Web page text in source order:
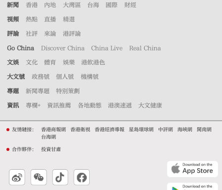
新聞 香港 內地 大灣區 台海 國際 財經
視頻 熱點 直播 精選
評論 社評 來論 港評論
Go China Discover China China Live Real China
文娛 文化 體育 娛樂 港飲港色
大文號 政務號 個人號 機構號
專題 新聞專題 特別策劃
資訊 專欄+ 資訊推薦 各地動態 港澳速遞 大文健康
友情鏈接： 香港商報網 香港衛視 香港經濟導報 星島環球網 中評網 海峽網
閩南網
台海網
合作夥伴： 投資甘肅